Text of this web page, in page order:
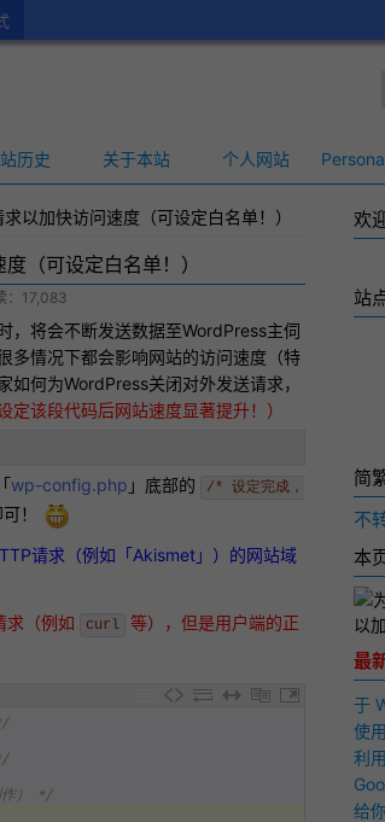
历史 关于本站 个人网站
以加快访问速度（可设定白名单！）
（可设定白名单！）
：17,083
，将会不断发送数据至WordPress主伺
多情况下都会影响网站的访问速度（特
何为WordPress关闭对外发送请求，
定该段代码后网站速度显著提升！）
wp-config.php 」底部的
/* 设定完成，
！
请求（例如「Akismet」）的网站域
求（例如
curl
等），但是用户端的正
作） */
欢
站
简
不
本
最
于
使
快
利
动
与
给